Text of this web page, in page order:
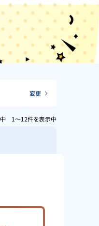
変更
1〜12件を表示中